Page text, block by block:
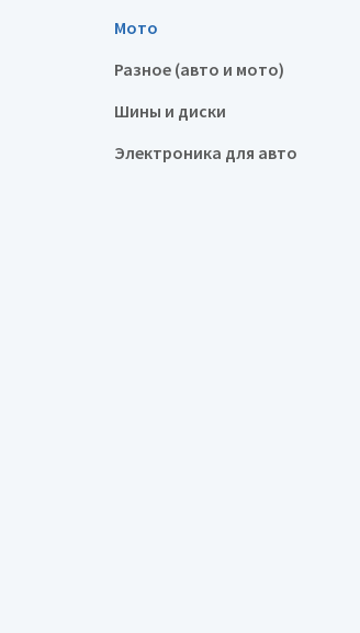
Мото
Разное (авто и мото)
Шины и диски
Электроника для авто